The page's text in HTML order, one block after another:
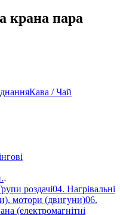
крана пара
Кава / Чай
роздачі04. Нагрівальні
мотори (двигуни)06.
(електромагнітні